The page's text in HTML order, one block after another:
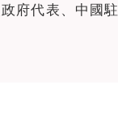
府代表、中國駐